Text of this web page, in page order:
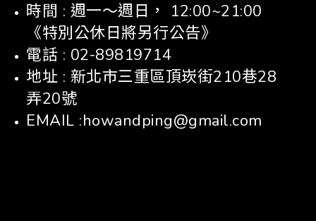
時間 : 週一～週日， 12:00~21:00
《特別公休日將另行公告》
電話 : 02-89819714
地址 : 新北市三重區頂崁街210巷28
弄20號
EMAIL :howandping@gmail.com